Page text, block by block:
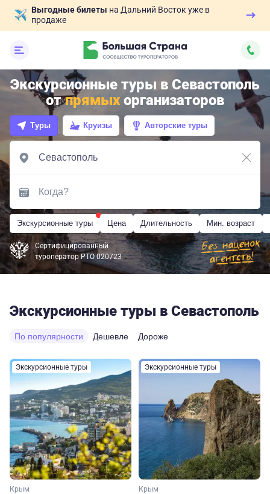
Выгодные билеты на Дальний Восток уже в
продаже
Экскурсионные туры в Севастополь
отпрямых организаторов
Туры Круизы Авторские туры
Экскурсионные туры Цена Длительность Мин. возраст
Сертифицированный
туроператор РТО 020723
Экскурсионные туры в Севастополь
По популярности Дешевле Дороже
Экскурсионные туры
Крым
Экскурсионные туры
Крым